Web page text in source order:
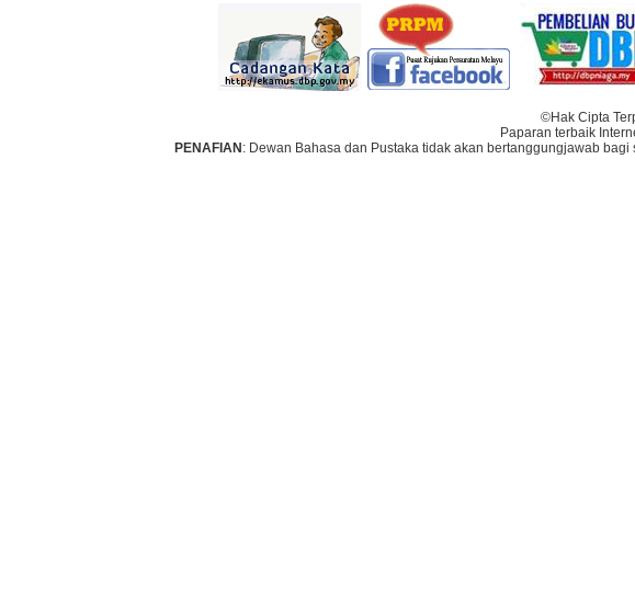
©Hak Cipta
Paparan terbaik
PENAFIAN : Dewan Bahasa dan Pustaka tidak akan bertanggungjawab